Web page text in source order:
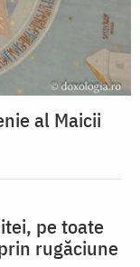
al Maicii
pe toate
rugăciune